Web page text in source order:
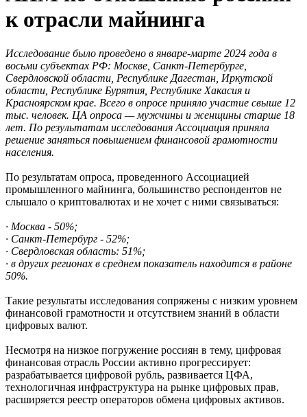
к отрасли майнинга
Исследование было проведено в январе-марте 2024 года в
восьми субъектах РФ: Москве, Санкт-Петербурге,
Свердловской области, Республике Дагестан, Иркутской
области, Республике Бурятия, Республике Хакасия и
Красноярском крае. Всего в опросе приняло участие свыше 12
тыс. человек. ЦА опроса — мужчины и женщины старше 18
лет. По результатам исследования Ассоциация приняла
решение заняться повышением финансовой грамотности
населения.
По результатам опроса, проведенного Ассоциацией
промышленного майнинга, большинство респондентов не
слышало о криптовалютах и не хочет с ними связываться:
· Москва - 50%;
· Санкт-Петербург - 52%;
· Свердловская область: 51%;
· в других регионах в среднем показатель находится в районе
50%.
Такие результаты исследования сопряжены с низким уровнем
финансовой грамотности и отсутствием знаний в области
цифровых валют.
Несмотря на низкое погружение россиян в тему, цифровая
финансовая отрасль России активно прогрессирует:
разрабатывается цифровой рубль, развивается ЦФА,
технологичная инфраструктура на рынке цифровых прав,
расширяется реестр операторов обмена цифровых активов.